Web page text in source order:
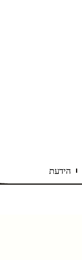
הידעת